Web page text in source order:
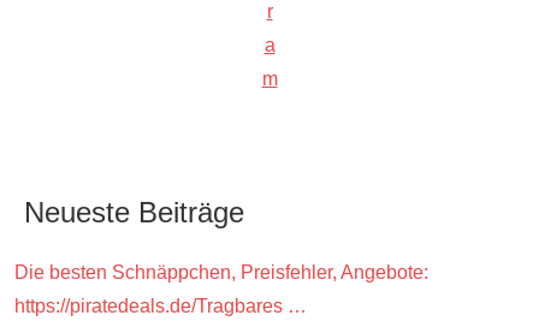
r
a
m
Neueste Beiträge
Die besten Schnäppchen, Preisfehler, Angebote:
https://piratedeals.de/Tragbares …